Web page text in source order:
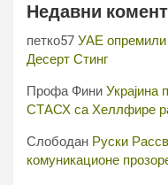
Недавни
петко57 УАЕ
Десерт Стинг
Профа Фини Украјина
СТАСХ са Хеллфире
Слободан Руски
комуникационе